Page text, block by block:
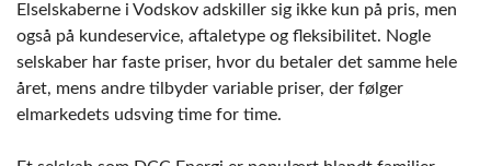
Elselskaberne i Vodskov adskiller sig ikke kun på pris, men
også på kundeservice, aftaletype og fleksibilitet. Nogle
selskaber har faste priser, hvor du betaler det samme hele
året, mens andre tilbyder variable priser, der følger
elmarkedets udsving time for time.